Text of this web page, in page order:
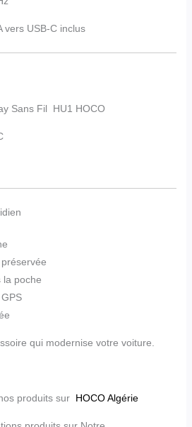
vers USB-C inclus
Sans Fil HU1 HOCO
poche
qui modernise votre voiture.
produits sur HOCO Algérie